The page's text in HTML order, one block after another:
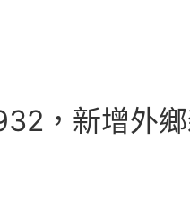
，新增外